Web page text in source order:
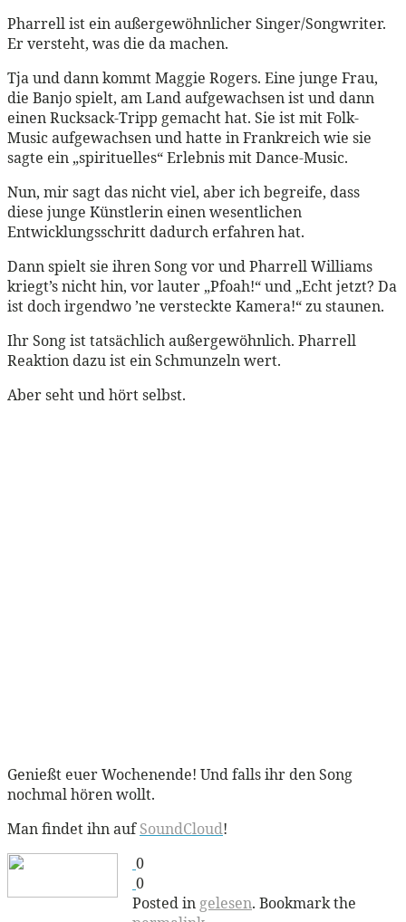
Pharrell ist ein außergewöhnlicher Singer/Songwriter.
Er versteht, was die da machen.
Tja und dann kommt Maggie Rogers. Eine junge Frau,
die Banjo spielt, am Land aufgewachsen ist und dann
einen Rucksack-Tripp gemacht hat. Sie ist mit Folk-
Music aufgewachsen und hatte in Frankreich wie sie
sagte ein „spirituelles“ Erlebnis mit Dance-Music.
Nun, mir sagt das nicht viel, aber ich begreife, dass
diese junge Künstlerin einen wesentlichen
Entwicklungsschritt dadurch erfahren hat.
Dann spielt sie ihren Song vor und Pharrell Williams
kriegt’s nicht hin, vor lauter „Pfoah!“ und „Echt jetzt? Da
ist doch irgendwo ’ne versteckte Kamera!“ zu staunen.
Ihr Song ist tatsächlich außergewöhnlich. Pharrell
Reaktion dazu ist ein Schmunzeln wert.
Aber seht und hört selbst.
Genießt euer Wochenende! Und falls ihr den Song
nochmal hören wollt.
Man findet ihn aufSoundCloud!
0
0
Posted in gelesen. Bookmark the